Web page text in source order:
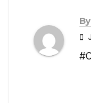
By